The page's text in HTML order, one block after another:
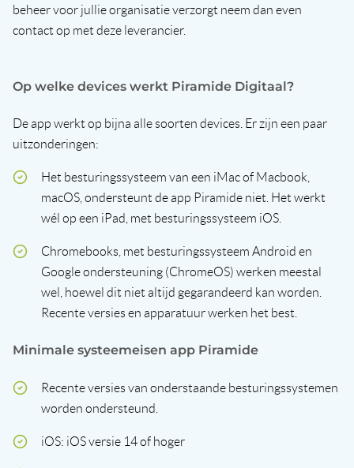
beheer voor jullie organisatie verzorgt neem dan even
contact op met deze leverancier.
Op welke devices werkt Piramide Digitaal?
De app werkt op bijna alle soorten devices. Er zijn een paar
uitzonderingen:
Het besturingssysteem van een iMac of Macbook,
macOS, ondersteunt de app Piramide niet. Het werkt
wél op een iPad, met besturingssysteem iOS.
Chromebooks, met besturingssysteem Android en
Google ondersteuning (ChromeOS) werken meestal
wel, hoewel dit niet altijd gegarandeerd kan worden.
Recente versies en apparatuur werken het best.
Minimale systeemeisen app Piramide
Recente versies van onderstaande besturingssystemen
worden ondersteund.
iOS: iOS versie 14 of hoger